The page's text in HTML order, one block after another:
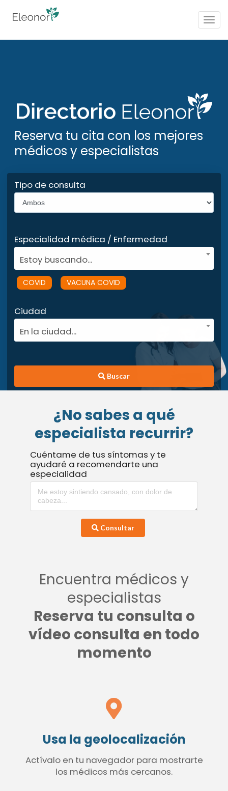
Reserva tu cita con los mejores
médicos y especialistas
Tipo de consulta
Especialidad médica / Enfermedad
Estoy buscando...
COVID VACUNA COVID
Ciudad
En la ciudad...
Buscar
¿No sabes a qué
especialista recurrir?
Cuéntame de tus síntomas y te
ayudaré a recomendarte una
especialidad
Consultar
Encuentra médicos y
especialistas
Reserva tu consulta o
vídeo consulta en todo
momento
Usa la geolocalización
Actívalo en tu navegador para mostrarte
los médicos más cercanos.